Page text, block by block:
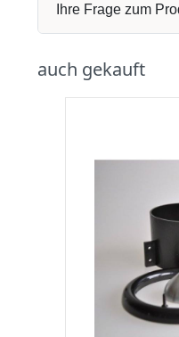
Ihre Frage zum
auch gekauft